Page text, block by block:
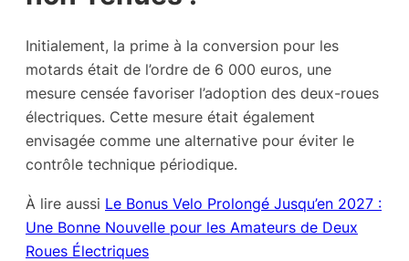
Initialement, la prime à la conversion pour les
motards était de l’ordre de 6 000 euros, une
mesure censée favoriser l’adoption des deux-roues
électriques. Cette mesure était également
envisagée comme une alternative pour éviter le
contrôle technique périodique.
À lire aussi Le Bonus Velo Prolongé Jusqu’en 2027 :
Une Bonne Nouvelle pour les Amateurs de Deux
Roues Électriques